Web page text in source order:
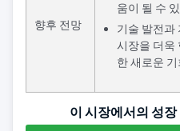
향후 전망
움이 될 수
기술 발전과
시장을 더욱
한 새로운
이 시장에서의 성